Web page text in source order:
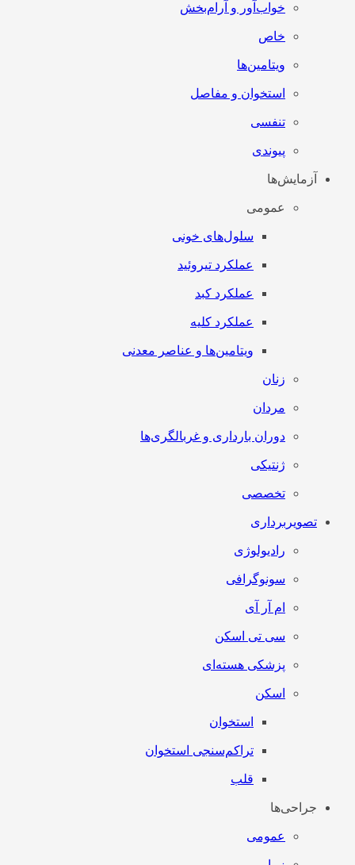
خواب‌آور و آرام‌بخش
خاص
ویتامین‌ها
استخوان و مفاصل
تنفسی
پیوندی
آزمایش‌ها
عمومی
سلول‌های خونی
عملکرد تیروئید
عملکرد کبد
عملکرد کلیه
ویتامین‌ها و عناصر معدنی
زنان
مردان
دوران بارداری و غربالگری‌ها
ژنتیکی
تخصصی
تصویربرداری
رادیولوژی
سونوگرافی
ام آر آی
سی تی اسکن
پزشکی هسته‌ای
اسکن
استخوان
تراکم‌سنجی استخوان
قلب
جراحی‌ها
عمومی